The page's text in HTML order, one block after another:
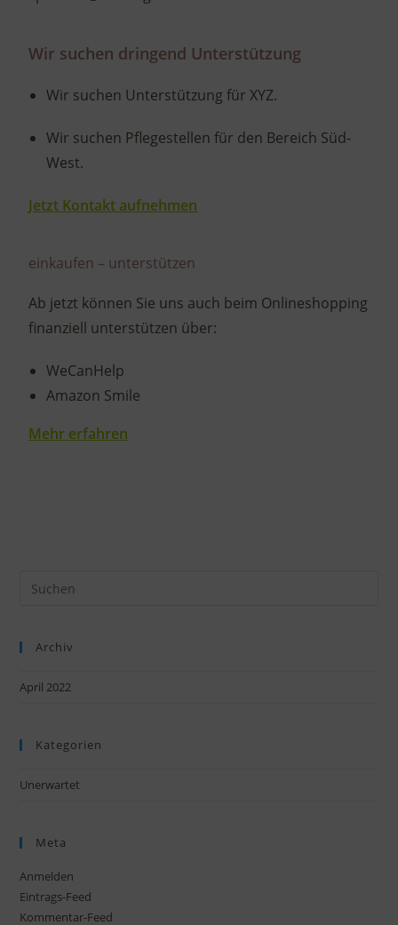
Wir suchen dringend Unterstützung​
Wir suchen Unterstützung für XYZ.
Wir suchen Pflegestellen für den Bereich Süd-
West.
Jetzt Kontakt aufnehmen
einkaufen – unterstützen
Ab jetzt können Sie uns auch beim Onlineshopping
finanziell unterstützen über:
WeCanHelp
Amazon Smile
Mehr erfahren
Archiv
April 2022
Kategorien
Unerwartet
Meta
Anmelden
Eintrags-Feed
Kommentar-Feed